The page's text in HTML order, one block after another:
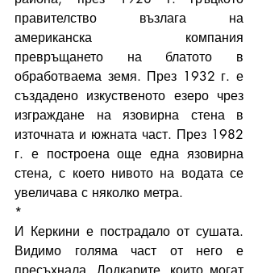
правителство възлага на
американска компания
превръщането на блатото в
обработваема земя. През 1932 г. е
създадено изкуственото езеро чрез
изграждане на язовирна стена в
източната и южната част. През 1982
г. е построена още една язовирна
стена, с което нивото на водата се
увеличава с няколко метра.
*
И Керкини е пострадало от сушата.
Видимо голяма част от него е